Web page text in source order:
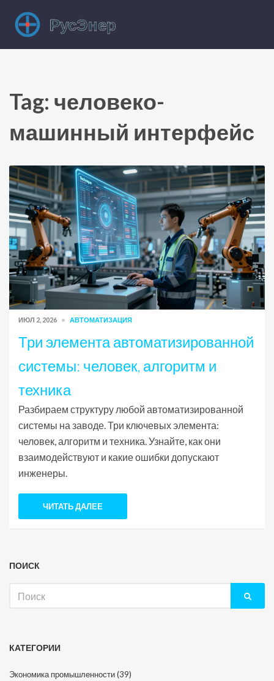
Tag: человеко-
машинный интерфейс
ИЮЛ 2, 2026 АВТОМАТИЗАЦИЯ
Три элемента автоматизированной
системы: человек, алгоритм и
техника
Разбираем структуру любой автоматизированной
системы на заводе. Три ключевых элемента:
человек, алгоритм и техника. Узнайте, как они
взаимодействуют и какие ошибки допускают
инженеры.
ЧИТАТЬ ДАЛЕЕ
ПОИСК
КАТЕГОРИИ
Экономика промышленности(39)